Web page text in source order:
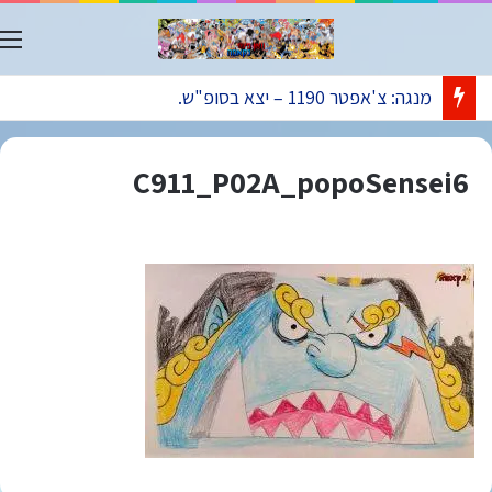
מנגה: צ'אפטר 1190 – יצא בסופ"ש.
C911_P02A_popoSensei6